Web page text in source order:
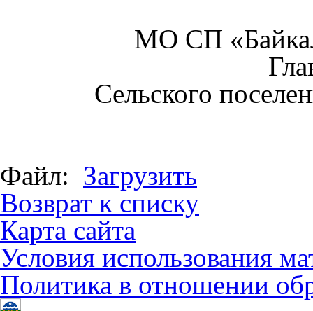
МО СП
Сельского
Файл: Загрузить
Возврат к списку
Карта сайта
Условия использования
Политика в отношении